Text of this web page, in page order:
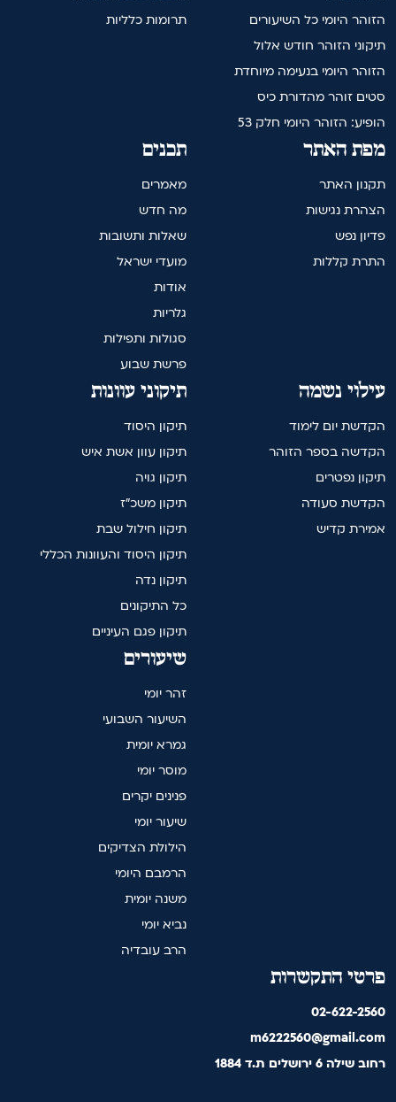
תרומות כלליות
הזוהר היומי כל השיעורים
תיקוני הזוהר חודש אלול
הזוהר היומי בנעימה מיוחדת
סטים זוהר מהדורת כיס
הופיע: הזוהר היומי חלק 53
תכנים
מאמרים
מה חדש
שאלות ותשובות
מועדי ישראל
אודות
גלריות
סגולות ותפילות
פרשת שבוע
מפת האתר
תקנון האתר
הצהרת נגישות
פדיון נפש
התרת קללות
תיקוני עוונות
תיקון היסוד
תיקון עוון אשת איש
תיקון גויה
תיקון משכ"ז
תיקון חילול שבת
תיקון היסוד והעוונות הכללי
תיקון נדה
כל התיקונים
תיקון פגם העיניים
עילוי נשמה
הקדשת יום לימוד
הקדשה בספר הזוהר
תיקון נפטרים
הקדשת סעודה
אמירת קדיש
שיעורים
זהר יומי
השיעור השבועי
גמרא יומית
מוסר יומי
פנינים יקרים
שיעור יומי
הילולת הצדיקים
הרמבם היומי
משנה יומית
נביא יומי
הרב עובדיה
פרטי התקשרות
02-622-2560
m6222560@gmail.com
רחוב שילה 6 ירושלים ת.ד 1884